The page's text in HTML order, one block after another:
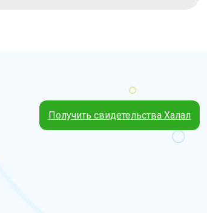
Получить свидетельства Халал